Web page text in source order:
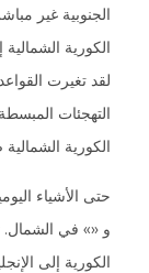
الجنوبية غير
الكورية
لقد تغيرت
التهجئات
الكورية الشمالية
حتى الأشياء
و «» في الشمال.
الكورية إلى